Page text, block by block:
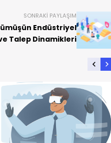
SONRAKI PAYLAŞIM
Endüstriyel
Talep Dinamikleri